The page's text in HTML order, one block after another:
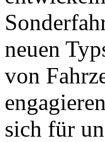
neuen
von
sich für